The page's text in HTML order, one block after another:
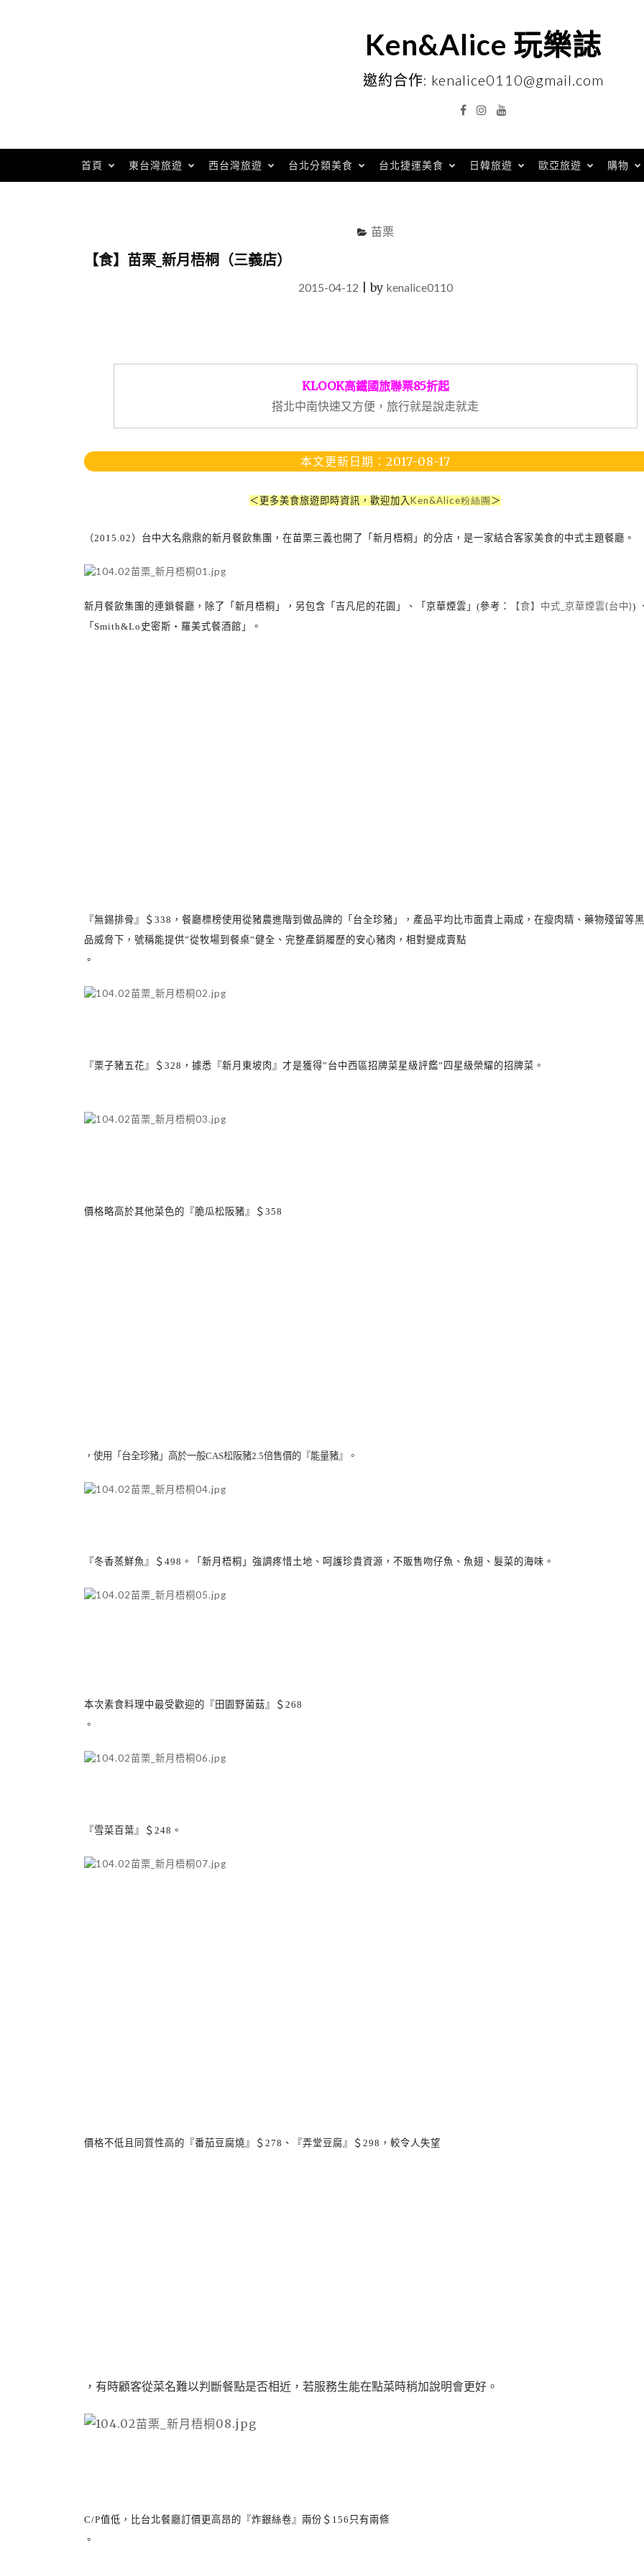
Ken&Alice 玩樂誌
邀約合作: kenalice0110@gmail.com
FacebookInstagramYouTube
首頁 東台灣旅遊 西台灣旅遊 台北分類美食 台北捷運美食 日韓旅遊 歐亞旅遊 購物
苗栗
【食】苗栗_新月梧桐（三義店）
2015-04-12 |by kenalice0110
KLOOK高鐵國旅聯票85折起
搭北中南快速又方便，旅行就是說走就走
本文更新日期：2017-08-17
＜更多美食旅遊 即時資訊，歡迎加入Ken&Alice粉絲團 ＞
（2015.02 ）台中大名鼎鼎的新月餐飲集團，在苗栗三義也開了「新月梧桐」的分店，是一家結合客家美食的中式主題餐廳。
新月餐飲集團的連鎖餐廳，除了「新月梧桐」，另包含「吉凡尼的花園」、「京華煙雲」(參考 ： 【食】中式_京華煙雲(台中))
「 Smith&Lo 史密斯‧羅美式餐酒館」。
『無錫排骨』＄ 338 ，餐廳標榜使用從豬農進階到做品牌的「台全珍豬」，產品平均比市面貴上兩成，在瘦肉精、藥物殘留等
品威脅下，號稱能提供”從牧場到餐桌”健全、完整產銷履歷的安心豬肉，相對變成賣點
。
『栗子豬五花』＄ 328 ，據悉『新月東坡肉』才是獲得” 台中西區招牌菜星級評鑑” 四星級榮耀的招牌菜。
價格略高於其他菜色的『脆瓜松阪豬』＄ 358
，使用「台全珍豬」高於一般CAS松阪豬2.5倍售價的『能量豬』。
『冬香蒸鮮魚』＄ 498 。「新月梧桐」強調疼惜土地、呵護珍貴資源，不販售吻仔魚、魚翅、髮菜的海味。
本次素食料理中最受歡迎的『田園野菌菇』＄ 268
。
『雪菜百葉』＄ 248 。
價格不低且同質性高的『番茄豆腐燒』＄ 278 、『弄堂豆腐』＄ 298 ，較令人失望
，有時顧客從菜名難以判斷餐點是否相近，若服務生能在點菜時稍加說明會更好。
C/P值低，比台北餐廳訂價更高昂的『炸銀絲卷』兩份＄ 156 只有兩條
。